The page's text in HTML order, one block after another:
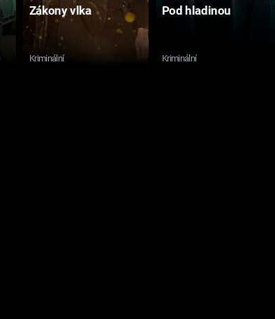
Zákony vlka
Kriminální
Pod hladinou
Kriminální